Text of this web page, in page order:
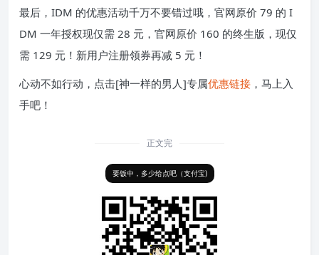
最后，IDM 的优惠活动千万不要错过哦，官网原价 79 的 I
DM 一年授权现仅需 28 元，官网原价 160 的终生版，现仅
需 129 元！新用户注册领券再减 5 元！
心动不如行动，点击[神一样的男人]专属优惠链接 ，马上入
手吧！
正文完
要饭中，多少给点吧（支付宝)